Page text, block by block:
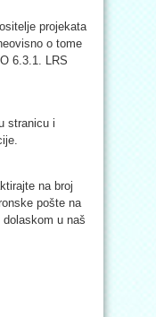
projekata
o tome
6.3.1. LRS
stranicu i
na broj
pošte na
u naš